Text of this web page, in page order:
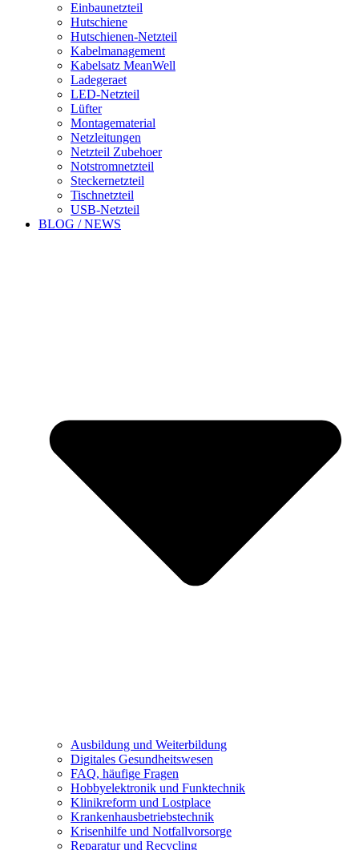
Einbaunetzteil
Hutschiene
Hutschienen-Netzteil
Kabelmanagement
Kabelsatz MeanWell
Ladegeraet
LED-Netzteil
Lüfter
Montagematerial
Netzleitungen
Netzteil Zubehoer
Notstromnetzteil
Steckernetzteil
Tischnetzteil
USB-Netzteil
BLOG / NEWS
Ausbildung und Weiterbildung
Digitales Gesundheitswesen
FAQ, häufige Fragen
Hobbyelektronik und Funktechnik
Klinikreform und Lostplace
Krankenhausbetriebstechnik
Krisenhilfe und Notfallvorsorge
Reparatur und Recycling